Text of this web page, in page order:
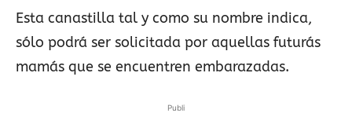
Esta canastilla tal y como su nombre indica,
sólo podrá ser solicitada por aquellas futurás
mamás que se encuentren embarazadas.
Publi